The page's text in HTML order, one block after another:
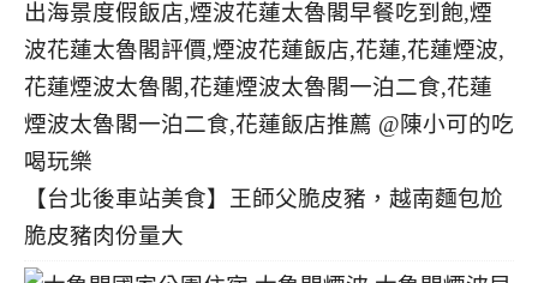
【台北後車站美食】王師父脆皮豬，越南麵包尬
脆皮豬肉份量大